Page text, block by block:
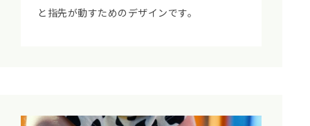
と指先が動すためのデザインです。